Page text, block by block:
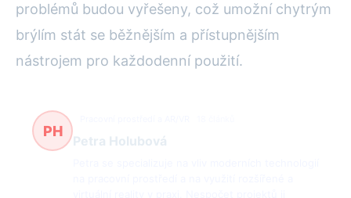
problémů budou vyřešeny, což umožní chytrým
brýlím stát se běžnějším a přístupnějším
nástrojem pro každodenní použití.
PH
Petra Holubová